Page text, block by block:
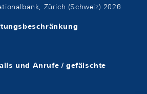
Zürich (Schweiz) 2026
und Anrufe / gefälschte